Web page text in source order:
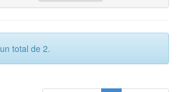
total de 2.